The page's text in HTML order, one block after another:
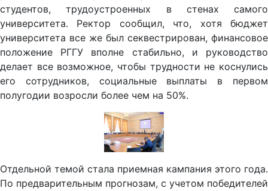
университета. Ректор сообщил, что, хотя бюджет
университета все же был секвестрирован, финансовое
положение РГГУ вполне стабильно, и руководство
делает все возможное, чтобы трудности не коснулись
его сотрудников, социальные выплаты в первом
полугодии возросли более чем на 50%.
Отдельной темой стала приемная кампания этого года.
По предварительным прогнозам, с учетом победителей
олимпиад конкурс в РГГУ окажется значительно выше,